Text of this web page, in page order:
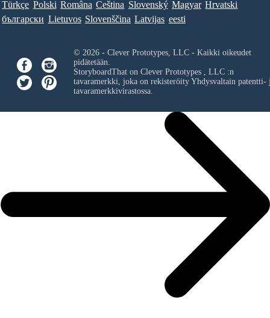
Türkçe Polski Româna Ceština Slovenský Magyar Hrvatski
български Lietuvos Slovenščina Latvijas eesti
© 2026 - Clever Prototypes, LLC - Kaikki oikeudet
pidätetään.
StoryboardThat on Clever Prototypes , LLC:n
tavaramerkki, joka on rekisteröity Yhdysvaltain patentti-
tavaramerkkivirastossa.